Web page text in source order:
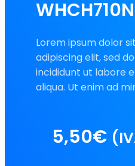
WHCH710N
Lorem ipsum dolor
adipiscing elit, sed
incididunt ut labore
aliqua. Ut enim ad
5,50€